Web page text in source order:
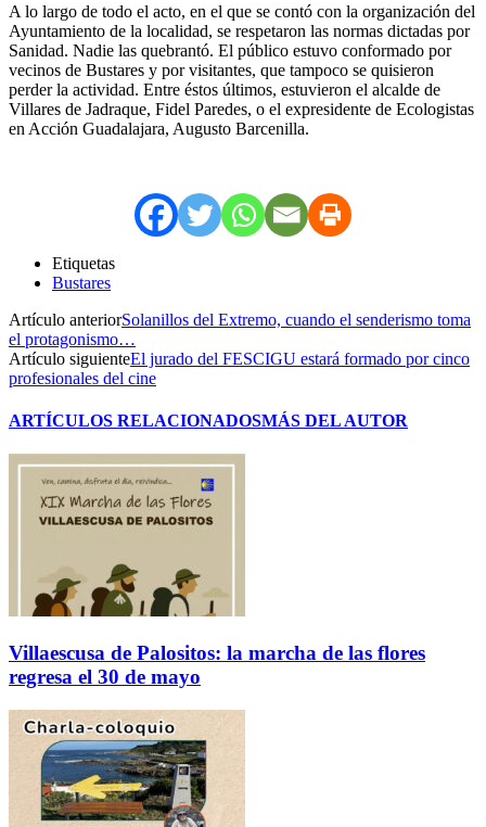
A lo largo de todo el acto, en el que se contó con la organización del
Ayuntamiento de la localidad, se respetaron las normas dictadas por
Sanidad. Nadie las quebrantó. El público estuvo conformado por
vecinos de Bustares y por visitantes, que tampoco se quisieron
perder la actividad. Entre éstos últimos, estuvieron el alcalde de
Villares de Jadraque, Fidel Paredes, o el expresidente de Ecologistas
en Acción Guadalajara, Augusto Barcenilla.
Etiquetas
Bustares
Artículo anteriorSolanillos del Extremo, cuando el senderismo toma
el protagonismo…
Artículo siguienteEl jurado del FESCIGU estará formado por cinco
profesionales del cine
ARTÍCULOS RELACIONADOSMÁS DEL AUTOR
Villaescusa de Palositos: la marcha de las flores
regresa el 30 de mayo